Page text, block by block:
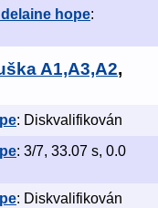
hope:
A1,A3,A2,
: Diskvalifikován
: 3/7, 33.07 s, 0.0
: Diskvalifikován